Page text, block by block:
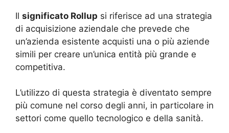
Il significato Rollup si riferisce ad una strategia
di acquisizione aziendale che prevede che
un’azienda esistente acquisti una o più aziende
simili per creare un’unica entità più grande e
competitiva.
L’utilizzo di questa strategia è diventato sempre
più comune nel corso degli anni, in particolare in
settori come quello tecnologico e della sanità.